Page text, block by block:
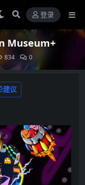
登录
Museum+
834 0
建议